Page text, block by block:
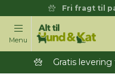
Fri fragt til
Menu
Gratis